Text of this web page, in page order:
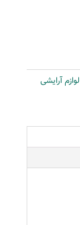
لوازم آرایشی